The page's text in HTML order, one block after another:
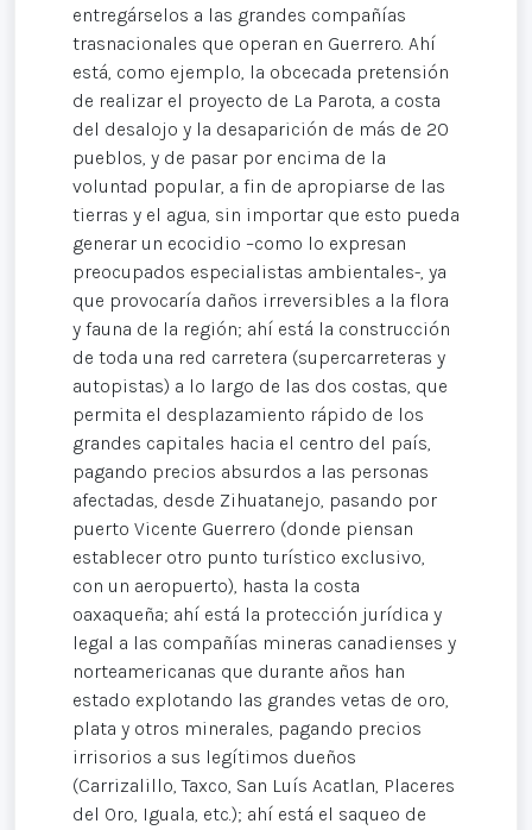
entregárselos a las grandes compañías
trasnacionales que operan en Guerrero. Ahí
está, como ejemplo, la obcecada pretensión
de realizar el proyecto de La Parota, a costa
del desalojo y la desaparición de más de 20
pueblos, y de pasar por encima de la
voluntad popular, a fin de apropiarse de las
tierras y el agua, sin importar que esto pueda
generar un ecocidio –como lo expresan
preocupados especialistas ambientales-, ya
que provocaría daños irreversibles a la flora
y fauna de la región; ahí está la construcción
de toda una red carretera (supercarreteras y
autopistas) a lo largo de las dos costas, que
permita el desplazamiento rápido de los
grandes capitales hacia el centro del país,
pagando precios absurdos a las personas
afectadas, desde Zihuatanejo, pasando por
puerto Vicente Guerrero (donde piensan
establecer otro punto turístico exclusivo,
con un aeropuerto), hasta la costa
oaxaqueña; ahí está la protección jurídica y
legal a las compañías mineras canadienses y
norteamericanas que durante años han
estado explotando las grandes vetas de oro,
plata y otros minerales, pagando precios
irrisorios a sus legítimos dueños
(Carrizalillo, Taxco, San Luís Acatlan, Placeres
del Oro, Iguala, etc.); ahí está el saqueo de